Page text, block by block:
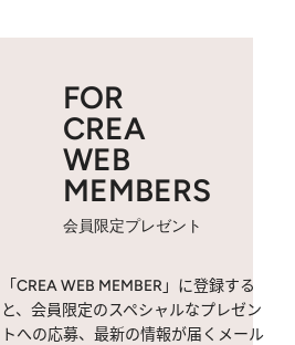
FOR
CREA
WEB
MEMBERS
会員限定プレゼント
「CREA WEB MEMBER」に登録する
と、会員限定のスペシャルなプレゼン
トへの応募、最新の情報が届くメール